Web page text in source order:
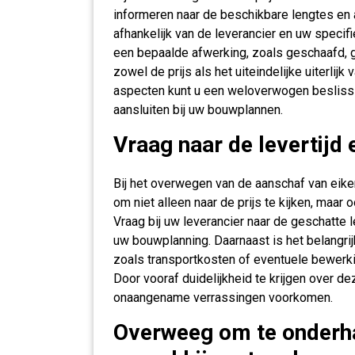
informeren naar de beschikbare lengtes
afhankelijk van de leverancier en uw
een bepaalde afwerking, zoals
zowel de prijs als het uiteindelijke uiterlijk
aspecten kunt u een weloverwogen
aansluiten bij uw bouwplannen.
Vraag naar de levertijd
Bij het overwegen van de aanschaf van
om niet alleen naar de prijs te kijken, maar
Vraag bij uw leverancier naar de
uw bouwplanning. Daarnaast is het
zoals transportkosten of eventuele
Door vooraf duidelijkheid te krijgen over
onaangename verrassingen voorkomen.
Overweeg om te